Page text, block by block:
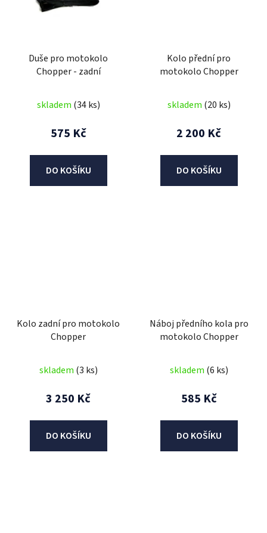
Duše pro motokolo
Chopper - zadní
skladem (34 ks)
575 Kč
DO KOŠÍKU
Kolo přední pro
motokolo Chopper
skladem (20 ks)
2 200 Kč
DO KOŠÍKU
Kolo zadní pro motokolo
Chopper
skladem (3 ks)
3 250 Kč
DO KOŠÍKU
Náboj předního kola pro
motokolo Chopper
skladem (6 ks)
585 Kč
DO KOŠÍKU